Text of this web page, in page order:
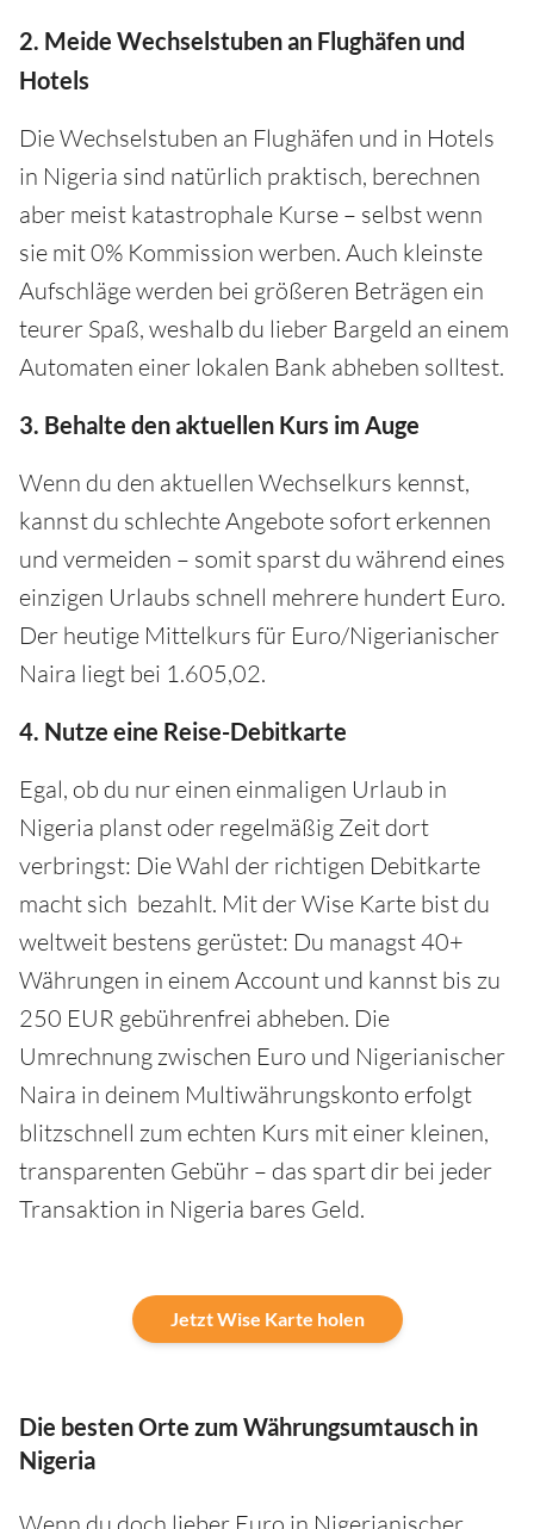
2. Meide Wechselstuben an Flughäfen und
Hotels
Die Wechselstuben an Flughäfen und in Hotels
in Nigeria sind natürlich praktisch, berechnen
aber meist katastrophale Kurse – selbst wenn
sie mit 0% Kommission werben. Auch kleinste
Aufschläge werden bei größeren Beträgen ein
teurer Spaß, weshalb du lieber Bargeld an einem
Automaten einer lokalen Bank abheben solltest.
3. Behalte den aktuellen Kurs im Auge
Wenn du den aktuellen Wechselkurs kennst,
kannst du schlechte Angebote sofort erkennen
und vermeiden – somit sparst du während eines
einzigen Urlaubs schnell mehrere hundert Euro.
Der heutige Mittelkurs für Euro/Nigerianischer
Naira liegt bei 1.605,02.
4. Nutze eine Reise-Debitkarte
Egal, ob du nur einen einmaligen Urlaub in
Nigeria planst oder regelmäßig Zeit dort
verbringst: Die Wahl der richtigen Debitkarte
macht sich bezahlt. Mit der Wise Karte bist du
weltweit bestens gerüstet: Du managst 40+
Währungen in einem Account und kannst bis zu
250 EUR gebührenfrei abheben. Die
Umrechnung zwischen Euro und Nigerianischer
Naira in deinem Multiwährungskonto erfolgt
blitzschnell zum echten Kurs mit einer kleinen,
transparenten Gebühr – das spart dir bei jeder
Transaktion in Nigeria bares Geld.
Jetzt Wise Karte holen
Die besten Orte zum Währungsumtausch in
Nigeria